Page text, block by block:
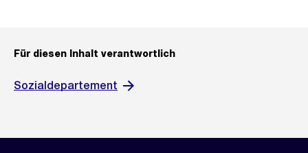
Für diesen Inhalt verantwortlich
Sozialdepartement